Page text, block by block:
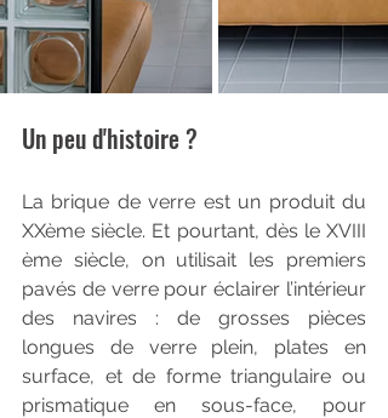
Un peu d'histoire ?
La brique de verre est un produit du
XXème siècle. Et pourtant, dès le XVIII
ème siècle, on utilisait les premiers
pavés de verre pour éclairer l’intérieur
des navires : de grosses pièces
longues de verre plein, plates en
surface, et de forme triangulaire ou
prismatique en sous-face, pour